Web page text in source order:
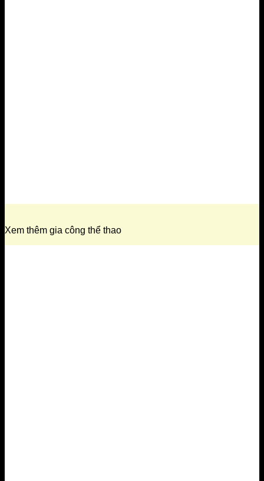
Xem thêm gia công thể thao